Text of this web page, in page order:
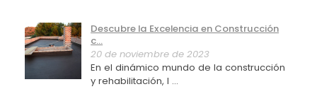
Descubre la Excelencia en Construcción
c...
20 de noviembre de 2023
En el dinámico mundo de la construcción
y rehabilitación, l ...